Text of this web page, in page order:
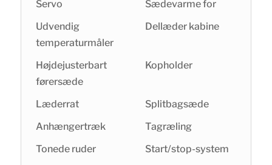
Servo
Sædevarme for
Udvendig
temperaturmåler
Dellæder kabine
Højdejusterbart
førersæde
Kopholder
Læderrat
Splitbagsæde
Anhængertræk
Tagræling
Tonede ruder
Start/stop-system